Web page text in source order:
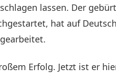
lassen. Der
hat auf
Erfolg. Jetzt ist er